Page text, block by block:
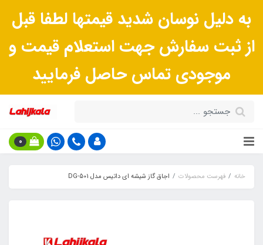
به دلیل نوسان شدید قیمتها لطفا قبل
از ثبت سفارش جهت استعلام قیمت و
موجودی تماس حاصل فرمایید
0
خانه فهرست محصولات اجاق گاز شیشه ای داتیس مدل DG-501